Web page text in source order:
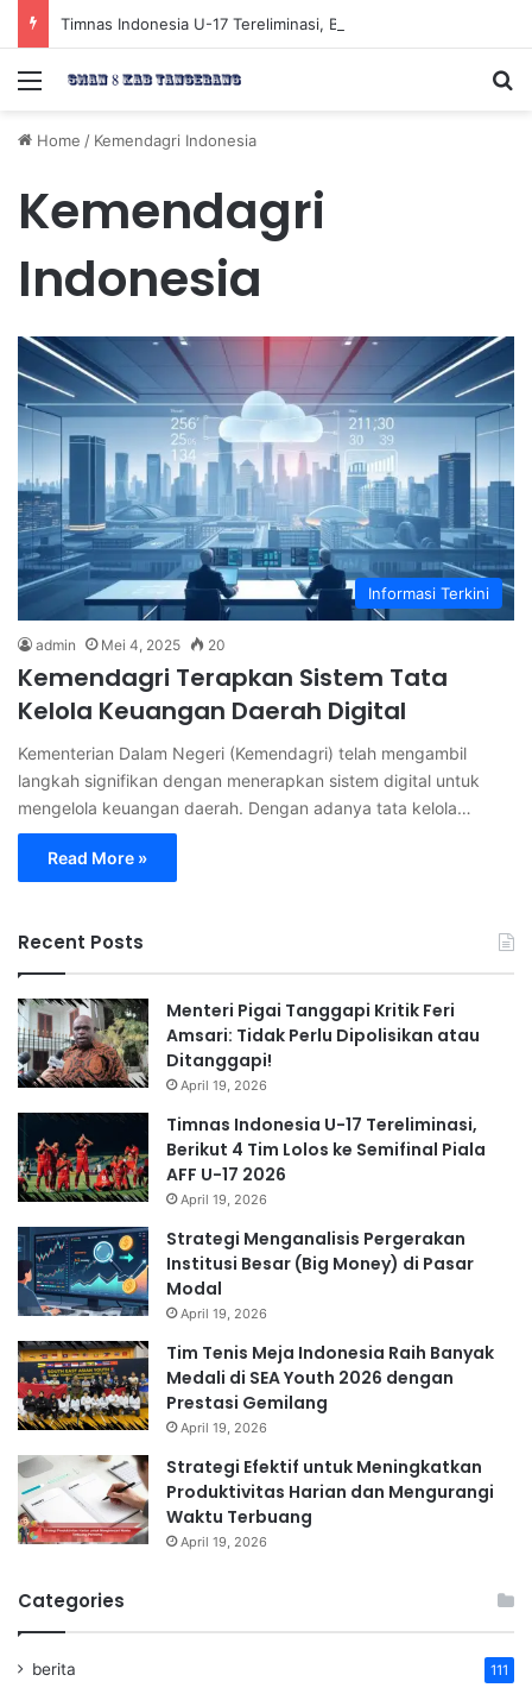
Menu
Home / Kemendagri Indonesia
Kemendagri
Indonesia
Informasi Terkini
admin Mei 4, 2025 20
Kemendagri Terapkan Sistem Tata
Kelola Keuangan Daerah Digital
Kementerian Dalam Negeri (Kemendagri) telah mengambil
langkah signifikan dengan menerapkan sistem digital untuk
mengelola keuangan daerah. Dengan adanya tata kelola…
Read More »
Recent Posts
Menteri Pigai Tanggapi Kritik Feri
Amsari: Tidak Perlu Dipolisikan atau
Ditanggapi!
April 19, 2026
Timnas Indonesia U-17 Tereliminasi,
Berikut 4 Tim Lolos ke Semifinal Piala
AFF U-17 2026
April 19, 2026
Strategi Menganalisis Pergerakan
Institusi Besar (Big Money) di Pasar
Modal
April 19, 2026
Tim Tenis Meja Indonesia Raih Banyak
Medali di SEA Youth 2026 dengan
Prestasi Gemilang
April 19, 2026
Strategi Efektif untuk Meningkatkan
Produktivitas Harian dan Mengurangi
Waktu Terbuang
April 19, 2026
Categories
berita 111